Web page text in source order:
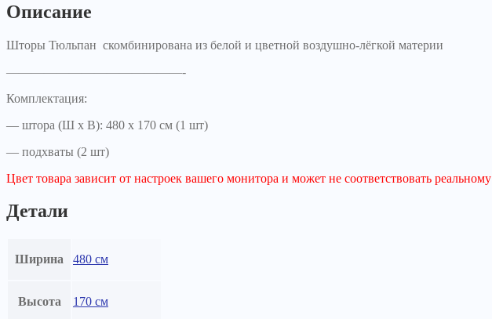
Описание
Шторы Тюльпан скомбинирована из белой и цветной воздушно-лёгкой материи
——————————————-
Комплектация:
— штора (Ш х В): 480 х 170 см (1 шт)
— подхваты (2 шт)
Цвет товара зависит от настроек вашего монитора и может не соответствовать реальному
Детали
Ширина 480 см
Высота 170 см